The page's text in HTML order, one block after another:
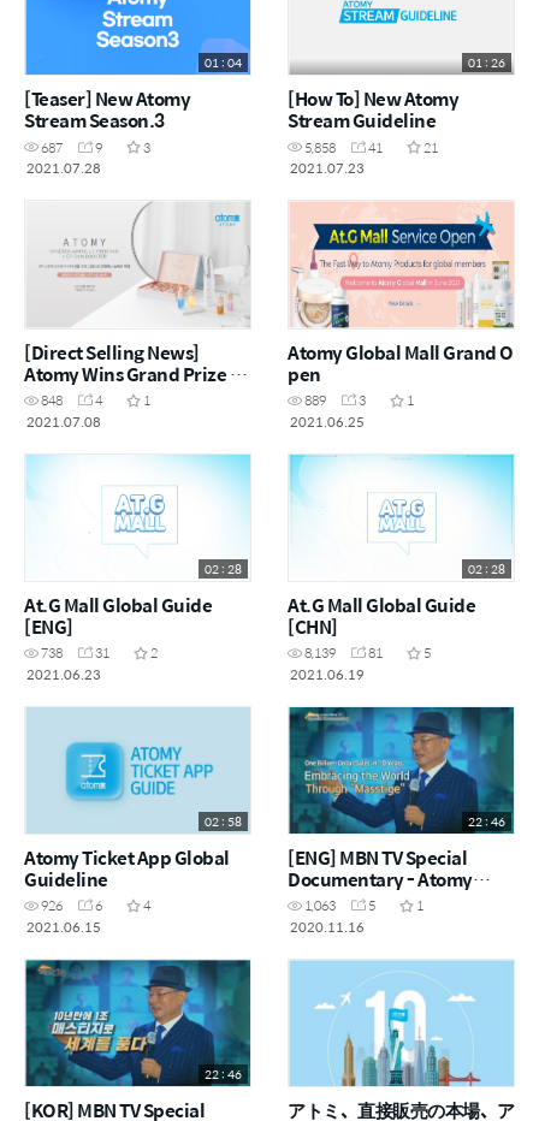
01 : 04
[Teaser] New Atomy
Stream Season.3
687 9
3
2021.07.28
01 : 26
[How To] New Atomy
Stream Guideline
5,858 41
21
2021.07.23
[Direct Selling News]
Atomy Wins Grand Prize at
China Beauty Expo
848 4
1
2021.07.08
Atomy Global Mall Grand O
pen
889 3
1
2021.06.25
02 : 28
At.G Mall Global Guide
[ENG]
738 31
2
2021.06.23
02 : 28
At.G Mall Global Guide
[CHN]
8,139 81
5
2021.06.19
02 : 58
Atomy Ticket App Global
Guideline
926 6
4
2021.06.15
22 : 46
[ENG] MBN TV Special
Documentary - Atomy
Embraces the World
Through &"Masstige&"
1,063 5
1
2020.11.16
22 : 46
[KOR] MBN TV Special アトミ、直接販売の本場、ア